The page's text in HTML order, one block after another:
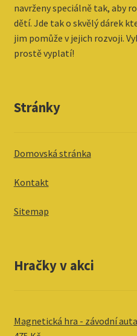
navrženy speciálně tak, aby
dětí. Jde tak o skvělý dárek
jim pomůže v jejich rozvoji.
prostě vyplatí!
Stránky
Domovská stránka
Kontakt
Sitemap
Hračky v akci
Magnetická hra - závodní auta